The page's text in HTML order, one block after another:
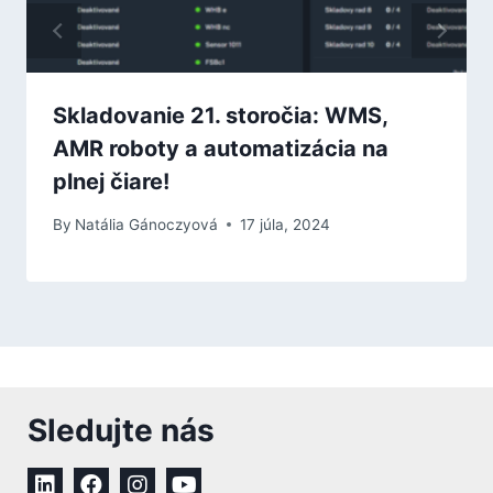
Skladovanie 21. storočia: WMS,
AMR roboty a automatizácia na
plnej čiare!
By Natália Gánoczyová 17 júla, 2024
Sledujte nás